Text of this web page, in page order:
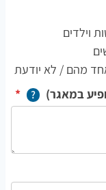
וילדים
מהם / לא יודעת
במאגר)
?
*